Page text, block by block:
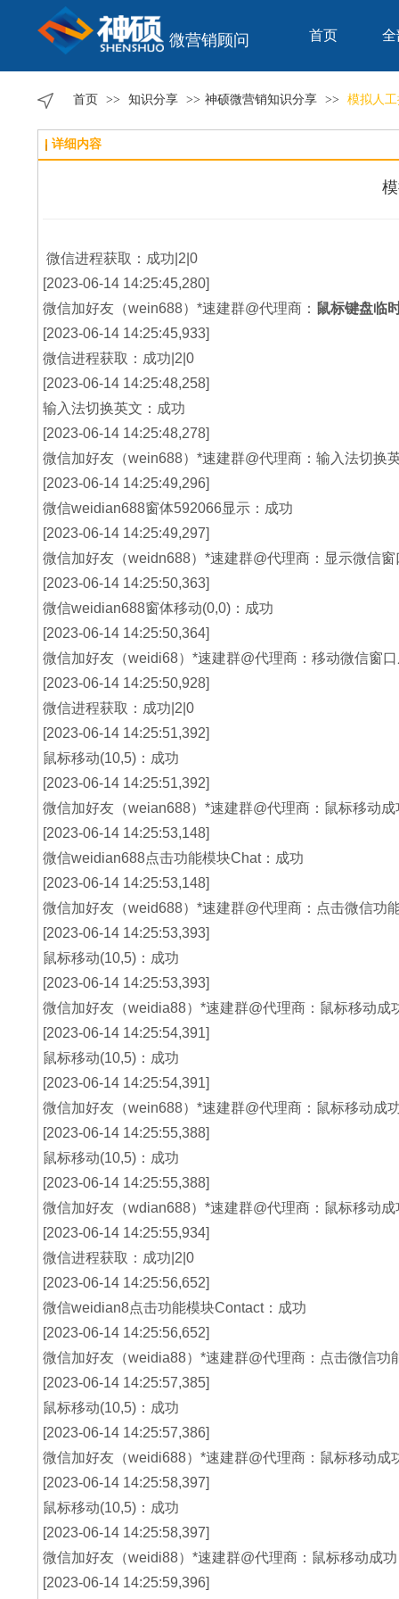
微营销顾问 首页 全
首页 >> 知识分享 >> 神硕微营销知识分享 >> 模拟人
详细内容
微信进程获取：成功|2|0
[2023-06-14 14:25:45,280]
微信加好友（wein688）*速建群@代理商： 鼠标键盘临
[2023-06-14 14:25:45,933]
微信进程获取：成功|2|0
[2023-06-14 14:25:48,258]
输入法切换英文：成功
[2023-06-14 14:25:48,278]
微信加好友（wein688）*速建群@代理商：输入法切换
[2023-06-14 14:25:49,296]
微信weidian688窗体592066显示：成功
[2023-06-14 14:25:49,297]
微信加好友（weidn688）*速建群@代理商：显示微信窗
[2023-06-14 14:25:50,363]
微信weidian688窗体移动(0,0)：成功
[2023-06-14 14:25:50,364]
微信加好友（weidi68）*速建群@代理商：移动微信窗
[2023-06-14 14:25:50,928]
微信进程获取：成功|2|0
[2023-06-14 14:25:51,392]
鼠标移动(10,5)：成功
[2023-06-14 14:25:51,392]
微信加好友（weian688）*速建群@代理商：鼠标移动成
[2023-06-14 14:25:53,148]
微信weidian688点击功能模块Chat：成功
[2023-06-14 14:25:53,148]
微信加好友（weid688）*速建群@代理商：点击微信功
[2023-06-14 14:25:53,393]
鼠标移动(10,5)：成功
[2023-06-14 14:25:53,393]
微信加好友（weidia88）*速建群@代理商：鼠标移动成
[2023-06-14 14:25:54,391]
鼠标移动(10,5)：成功
[2023-06-14 14:25:54,391]
微信加好友（wein688）*速建群@代理商：鼠标移动成
[2023-06-14 14:25:55,388]
鼠标移动(10,5)：成功
[2023-06-14 14:25:55,388]
微信加好友（wdian688）*速建群@代理商：鼠标移动成
[2023-06-14 14:25:55,934]
微信进程获取：成功|2|0
[2023-06-14 14:25:56,652]
微信weidian8点击功能模块Contact：成功
[2023-06-14 14:25:56,652]
微信加好友（weidia88）*速建群@代理商：点击微信功
[2023-06-14 14:25:57,385]
鼠标移动(10,5)：成功
[2023-06-14 14:25:57,386]
微信加好友（weidi688）*速建群@代理商：鼠标移动成
[2023-06-14 14:25:58,397]
鼠标移动(10,5)：成功
[2023-06-14 14:25:58,397]
微信加好友（weidi88）*速建群@代理商：鼠标移动成功
[2023-06-14 14:25:59,396]